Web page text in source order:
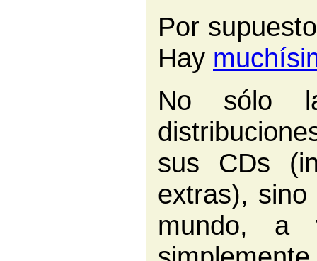
Por
Hay
No sólo
sus CDs
extras),
mundo, a